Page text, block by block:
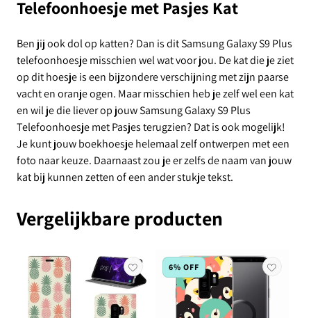
Telefoonhoesje met Pasjes Kat
Ben jij ook dol op katten? Dan is dit Samsung Galaxy S9 Plus
telefoonhoesje misschien wel wat voor jou. De kat die je ziet
op dit hoesje is een bijzondere verschijning met zijn paarse
vacht en oranje ogen. Maar misschien heb je zelf wel een kat
en wil je die liever op jouw Samsung Galaxy S9 Plus
Telefoonhoesje met Pasjes terugzien? Dat is ook mogelijk!
Je kunt jouw boekhoesje helemaal zelf ontwerpen met een
foto naar keuze. Daarnaast zou je er zelfs de naam van jouw
kat bij kunnen zetten of een ander stukje tekst.
Vergelijkbare producten
6% OFF